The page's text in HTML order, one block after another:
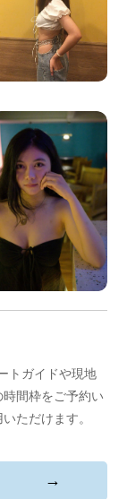
トガイドや現地
間枠をご予約い
ただけます。
→